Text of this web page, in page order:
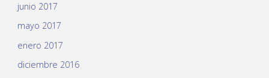
junio 2017
mayo 2017
enero 2017
diciembre 2016